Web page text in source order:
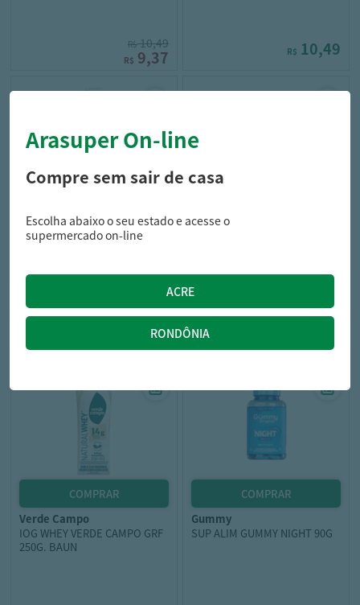
R$10,49
R$ 9,37 R$ 10,49
nescau
BEB LACT NESCAU PROT
8,49
verde campo
IOG WHEY VERDE CAMPO GRF
250G. BAUN
gummy
SUP ALIM GUMMY NIGHT 90G
Arasuper On-line
Compre sem sair de casa
Escolha abaixo o seu estado e acesse o
supermercado on-line